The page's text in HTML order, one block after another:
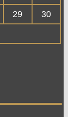
29
30